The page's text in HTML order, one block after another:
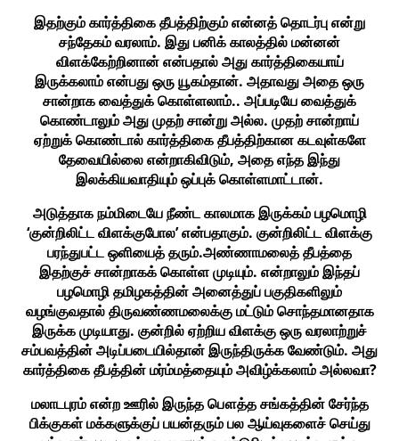
இதற்கும் கார்த்திகை தீபத்திற்கும் என்னத் தொடர்பு என்று
சந்தேகம் வரலாம். இது பனிக் காலத்தில் மன்னன்
விளக்கேற்றினான் என்பதால் அது கார்த்திகையாய்
இருக்கலாம் என்பது ஒரு யூகம்தான். அதாவது அதை ஒரு
சான்றாக வைத்துக் கொள்ளலாம்.. அப்படியே வைத்துக்
கொண்டாலும் அது முதற் சான்று அல்ல. முதற் சான்றாய்
ஏற்றுக் கொண்டால் கார்த்திகை தீபத்திற்கான கடவுள்களே
தேவையில்லை என்றாகிவிடும், அதை எந்த இந்து
இலக்கியவாதியும் ஒப்புக் கொள்ளமாட்டான்.
அடுத்தாக நம்மிடையே நீண்ட காலமாக இருக்கம் பழமொழி
‘குன்றிலிட்ட விளக்குபோல’ என்பதாகும். குன்றிலிட்ட விளக்கு
பரந்துபட்ட ஒளியைத் தரும்.அண்ணாமலைத் தீபத்தை
இதற்குச் சான்றாகக் கொள்ள முடியும். என்றாலும் இந்தப்
பழமொழி தமிழகத்தின் அனைத்துப் பகுதிகளிலும்
வழங்குவதால் திருவண்ணமலைக்கு மட்டும் சொந்தமானதாக
இருக்க முடியாது. குன்றில் ஏற்றிய விளக்கு ஒரு வரலாற்றுச்
சம்பவத்தின் அடிப்படையில்தான் இருந்திருக்க வேண்டும். அது
கார்த்திகை தீபத்தின் மர்ம்மத்தையும் அவிழ்க்கலாம் அல்லவா?
மலாடபுரம் என்ற ஊரில் இருந்த பௌத்த சங்கத்தின் சேர்ந்த
பிக்குகள் மக்களுக்குப் பயன்தரும் பல ஆய்வுகளைச் செய்து